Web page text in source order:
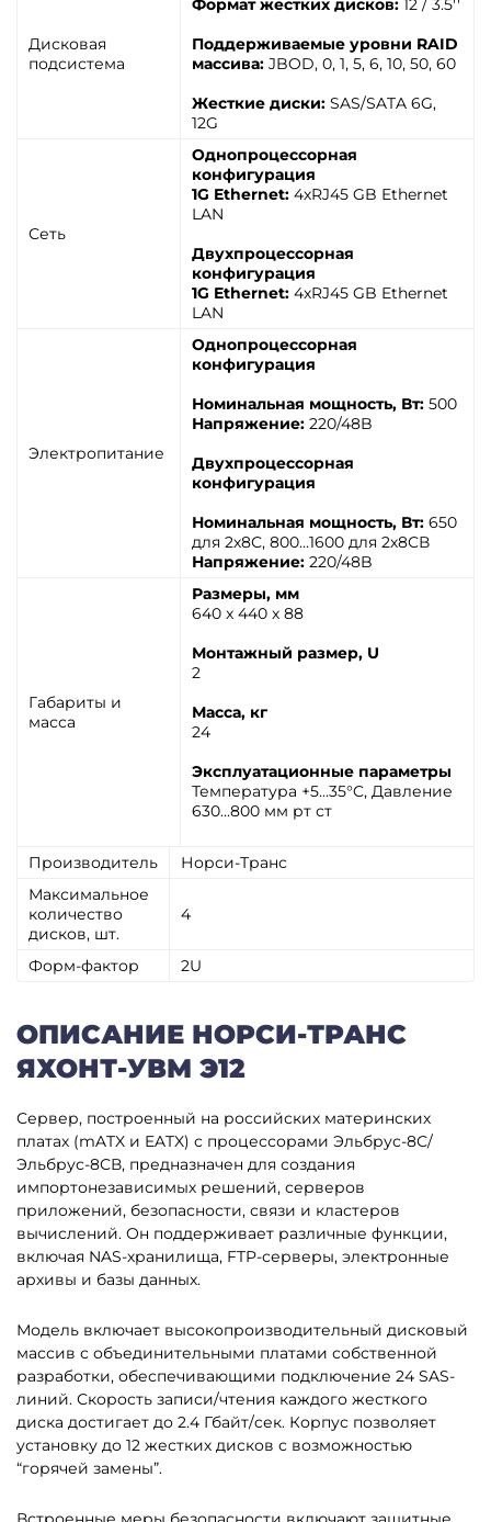
Дисковая
подсистема
Формат жестких дисков: 12 / 3.5''
Поддерживаемые уровни RAID
массива: JBOD, 0, 1, 5, 6, 10, 50, 60
Жесткие диски: SAS/SATA 6G,
12G
Сеть
Однопроцессорная
конфигурация
1G Ethernet: 4хRJ45 GB Ethernet
LAN
Двухпроцессорная
конфигурация
1G Ethernet: 4хRJ45 GB Ethernet
LAN
Электропитание
Однопроцессорная
конфигурация
Номинальная мощность, Вт: 500
Напряжение: 220/48B
Двухпроцессорная
конфигурация
Номинальная мощность, Вт: 650
для 2х8С, 800...1600 для 2х8СВ
Напряжение: 220/48B
Габариты и
масса
Размеры, мм
640 x 440 x 88
Монтажный размер, U
2
Масса, кг
24
Эксплуатационные параметры
Температура +5...35°C, Давление
630...800 мм рт ст
Производитель
Норси-Транс
Максимальное
количество
дисков, шт.
4
Форм-фактор 2U
ОПИСАНИЕ НОРСИ-ТРАНС
ЯХОНТ-УВМ Э12
Сервер, построенный на российских материнских
платах (mATX и EATX) с процессорами Эльбрус-8С/
Эльбрус-8СВ, предназначен для создания
импортонезависимых решений, серверов
приложений, безопасности, связи и кластеров
вычислений. Он поддерживает различные функции,
включая NAS-хранилища, FTP-серверы, электронные
архивы и базы данных.
Модель включает высокопроизводительный дисковый
массив с объединительными платами собственной
разработки, обеспечивающими подключение 24 SAS-
линий. Скорость записи/чтения каждого жесткого
диска достигает до 2.4 Гбайт/cек. Корпус позволяет
установку до 12 жестких дисков с возможностью
“горячей замены”.